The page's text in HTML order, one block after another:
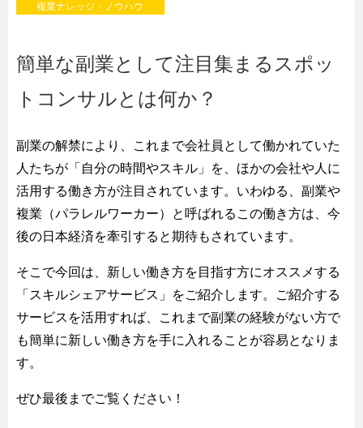
複業ナレッジ・ノウハウ
簡単な副業として注目集まるスポッ
トコンサルとは何か？
副業の解禁により、これまで会社員として働かれていた
人たちが「自分の時間やスキル」を、ほかの会社や人に
活用する働き方が注目されています。いわゆる、副業や
複業（パラレルワーカー）と呼ばれるこの働き方は、今
後の日本経済を牽引すると期待もされています。
そこで今回は、新しい働き方を目指す方にオススメする
「スキルシェアサービス」をご紹介します。ご紹介する
サービスを活用すれば、これまで副業の経験がない方で
も簡単に新しい働き方を手に入れることが容易となりま
す。
ぜひ最後までご覧ください！